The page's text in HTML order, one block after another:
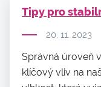
Tipy pro
20. 11. 2023
Správná úroveň
klíčový vliv na